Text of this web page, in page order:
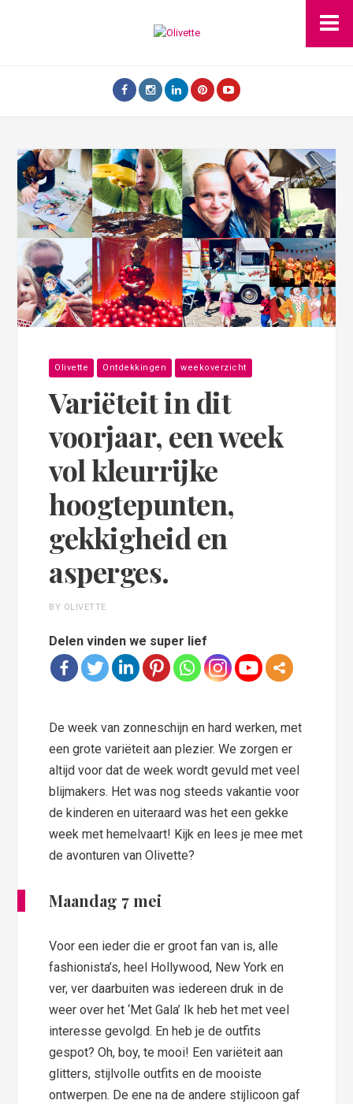
Olivette Ontdekkingen weekoverzicht
Variëteit in dit
voorjaar, een week
vol kleurrijke
hoogtepunten,
gekkigheid en
asperges.
BY OLIVETTE
Delen vinden we super lief
De week van zonneschijn en hard werken, met
een grote variëteit aan plezier. We zorgen er
altijd voor dat de week wordt gevuld met veel
blijmakers. Het was nog steeds vakantie voor
de kinderen en uiteraard was het een gekke
week met hemelvaart! Kijk en lees je mee met
de avonturen van Olivette?
Maandag 7 mei
Voor een ieder die er groot fan van is, alle
fashionista’s, heel Hollywood, New York en
ver, ver daarbuiten was iedereen druk in de
weer over het ‘Met Gala’ Ik heb het met veel
interesse gevolgd. En heb je de outfits
gespot? Oh, boy, te mooi! Een variëteit aan
glitters, stijlvolle outfits en de mooiste
ontwerpen. De ene na de andere stijlicoon gaf